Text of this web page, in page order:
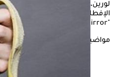
لورين، إنه من الناحية الصحية يمكن
الإفطار على عكس الموز الأصفر
"Mirror".
مواضيع ذات صلة